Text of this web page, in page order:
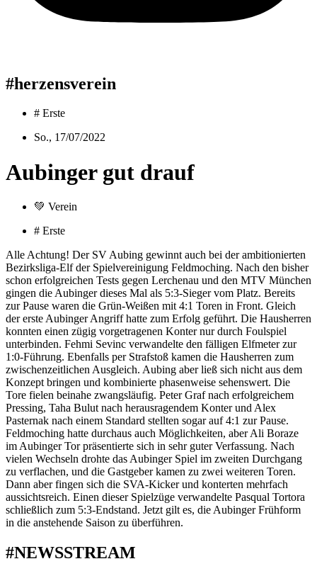
#herzensverein
# Erste
So., 17/07/2022
Aubinger gut drauf
💚 Verein
# Erste
Alle Achtung! Der SV Aubing gewinnt auch bei der ambitionierten
Bezirksliga-Elf der Spielvereinigung Feldmoching. Nach den bisher
schon erfolgreichen Tests gegen Lerchenau und den MTV München
gingen die Aubinger dieses Mal als 5:3-Sieger vom Platz. Bereits
zur Pause waren die Grün-Weißen mit 4:1 Toren in Front. Gleich
der erste Aubinger Angriff hatte zum Erfolg geführt. Die Hausherren
konnten einen zügig vorgetragenen Konter nur durch Foulspiel
unterbinden. Fehmi Sevinc verwandelte den fälligen Elfmeter zur
1:0-Führung. Ebenfalls per Strafstoß kamen die Hausherren zum
zwischenzeitlichen Ausgleich. Aubing aber ließ sich nicht aus dem
Konzept bringen und kombinierte phasenweise sehenswert. Die
Tore fielen beinahe zwangsläufig. Peter Graf nach erfolgreichem
Pressing, Taha Bulut nach herausragendem Konter und Alex
Pasternak nach einem Standard stellten sogar auf 4:1 zur Pause.
Feldmoching hatte durchaus auch Möglichkeiten, aber Ali Boraze
im Aubinger Tor präsentierte sich in sehr guter Verfassung. Nach
vielen Wechseln drohte das Aubinger Spiel im zweiten Durchgang
zu verflachen, und die Gastgeber kamen zu zwei weiteren Toren.
Dann aber fingen sich die SVA-Kicker und konterten mehrfach
aussichtsreich. Einen dieser Spielzüge verwandelte Pasqual Tortora
schließlich zum 5:3-Endstand. Jetzt gilt es, die Aubinger Frühform
in die anstehende Saison zu überführen.
#NEWSSTREAM